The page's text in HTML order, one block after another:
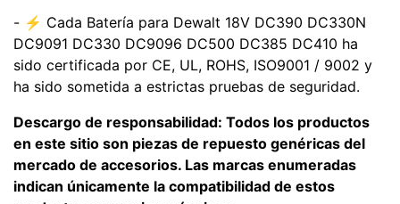
- ⚡ Cada Batería para Dewalt 18V DC390 DC330N
DC9091 DC330 DC9096 DC500 DC385 DC410 ha
sido certificada por CE, UL, ROHS, ISO9001 / 9002 y
ha sido sometida a estrictas pruebas de seguridad.
Descargo de responsabilidad: Todos los productos
en este sitio son piezas de repuesto genéricas del
mercado de accesorios. Las marcas enumeradas
indican únicamente la compatibilidad de estos